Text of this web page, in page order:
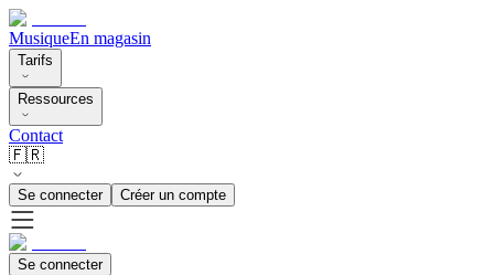
MusiqueEn magasin
Tarifs
Ressources
Contact
🇫🇷
Se connecter Créer un compte
Se connecter